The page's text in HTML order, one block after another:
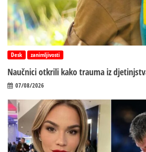
Desk zanimljivosti
Naučnici otkrili kako trauma iz
07/08/2026